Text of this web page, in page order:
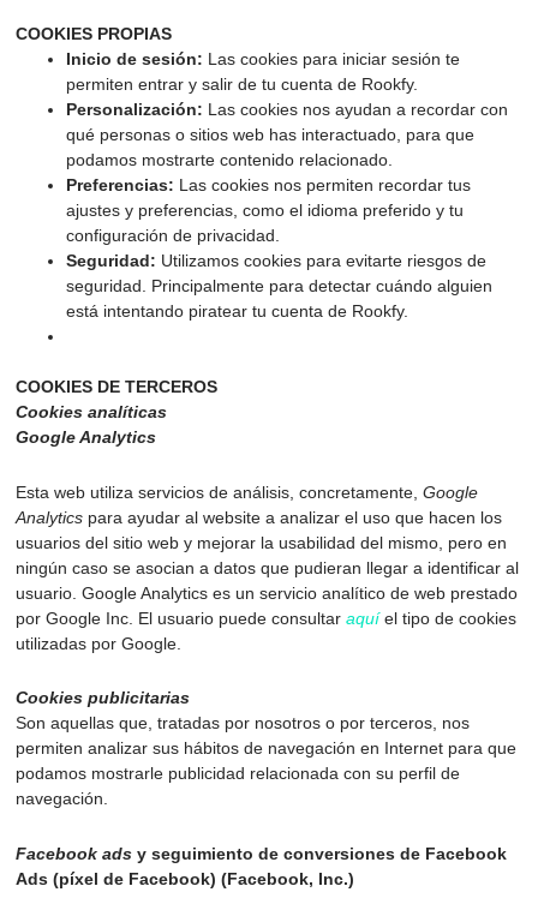
COOKIES PROPIAS
Inicio de sesión: Las cookies para iniciar sesión te
permiten entrar y salir de tu cuenta de Rookfy.
Personalización: Las cookies nos ayudan a recordar con
qué personas o sitios web has interactuado, para que
podamos mostrarte contenido relacionado.
Preferencias: Las cookies nos permiten recordar tus
ajustes y preferencias, como el idioma preferido y tu
configuración de privacidad.
Seguridad: Utilizamos cookies para evitarte riesgos de
seguridad. Principalmente para detectar cuándo alguien
está intentando piratear tu cuenta de Rookfy.
COOKIES DE TERCEROS
Cookies analíticas
Google Analytics
Esta web utiliza servicios de análisis, concretamente,Google
Analytics para ayudar al website a analizar el uso que hacen los
usuarios del sitio web y mejorar la usabilidad del mismo, pero en
ningún caso se asocian a datos que pudieran llegar a identificar al
usuario. Google Analytics es un servicio analítico de web prestado
por Google Inc. El usuario puede consultaraquíel tipo de cookies
utilizadas por Google.
Cookies publicitarias
Son aquellas que, tratadas por nosotros o por terceros, nos
permiten analizar sus hábitos de navegación en Internet para que
podamos mostrarle publicidad relacionada con su perfil de
navegación.
Facebook ads y seguimiento de conversiones de Facebook
Ads (píxel de Facebook) (Facebook, Inc.)